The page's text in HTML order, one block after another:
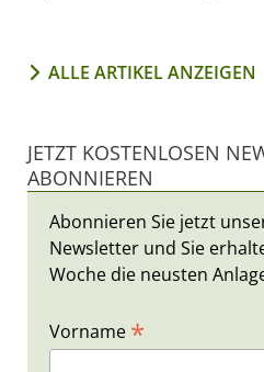
ALLE ARTIKEL ANZEIGEN
JETZT KOSTENLOSEN
ABONNIEREN
Abonnieren Sie jetzt
Newsletter und Sie
Woche die neusten
Vorname *